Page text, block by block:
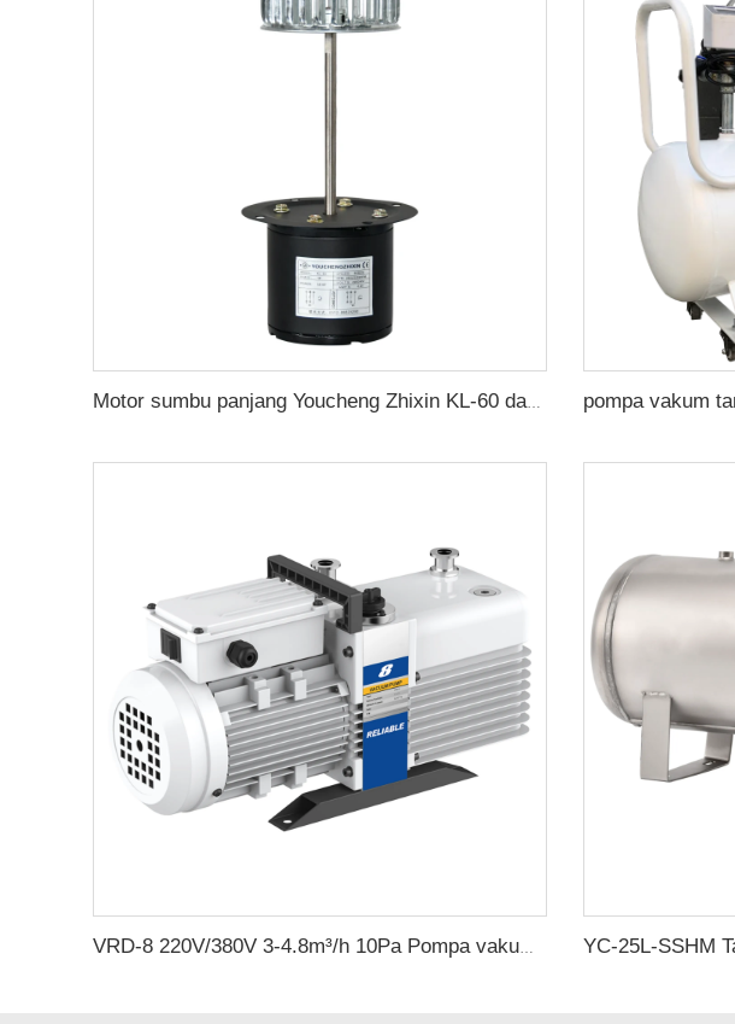
Motor sumbu panjang Youcheng Zhixin KL-60 dapat dilengkapi dengan kipas angin
VRD-8 220V/380V 3-4.8m³/h 10Pa Pompa vakum putar dua tahap industri